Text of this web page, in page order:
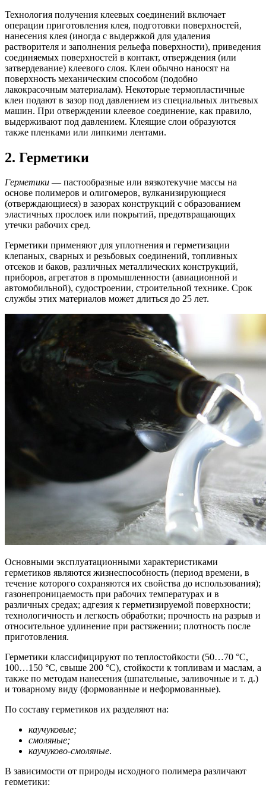
Технология получения клеевых соединений включает
операции приготовления клея, подготовки поверхностей,
нанесения клея (иногда с выдержкой для удаления
растворителя и заполнения рельефа поверхности), приведения
соединяемых поверхностей в контакт, отверждения (или
затвердевание) клеевого слоя. Клеи обычно наносят на
поверхность механическим способом (подобно
лакокрасочным материалам). Некоторые термопластичные
клеи подают в зазор под давлением из специальных литьевых
машин. При отверждении клеевое соединение, как правило,
выдерживают под давлением. Клеящие слои образуются
также пленками или липкими лентами.
2. Герметики
Герметики — пастообразные или вязкотекучие массы на
основе полимеров и олигомеров, вулканизирующиеся
(отверждающиеся) в зазорах конструкций с образованием
эластичных прослоек или покрытий, предотвращающих
утечки рабочих сред.
Герметики применяют для уплотнения и герметизации
клепаных, сварных и резьбовых соединений, топливных
отсеков и баков, различных металлических конструкций,
приборов, агрегатов в промышленности (авиационной и
автомобильной), судостроении, строительной технике. Срок
службы этих материалов может длиться до 25 лет.
Основными эксплуатационными характеристиками
герметиков являются жизнеспособность (период времени, в
течение которого сохраняются их свойства до использования);
газонепроницаемость при рабочих температурах и в
различных средах; адгезия к герметизируемой поверхности;
технологичность и легкость обработки; прочность на разрыв и
относительное удлинение при растяжении; плотность после
приготовления.
Герметики классифицируют по теплостойкости (50…70 °С,
100…150 °С, свыше 200 °С), стойкости к топливам и маслам, а
также по методам нанесения (шпательные, заливочные и т. д.)
и товарному виду (формованные и неформованные).
По составу герметиков их разделяют на:
каучуковые;
смоляные;
каучуково-смоляные.
В зависимости от природы исходного полимера различают
герметики: